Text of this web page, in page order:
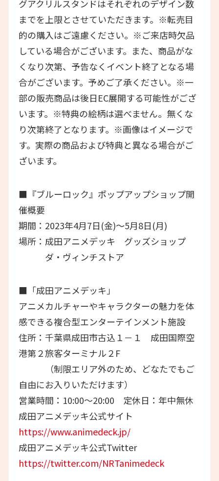
グアクリルスタンドはそれぞれのデザイン数
までを上限とさせていただきます。※転売目
的の購入はご遠慮ください。※ご来店時欠品
している場合がございます。また、商品がな
くなり次第、予告なくイベント終了となる場
合がございます。予めご了承ください。※一
部の販売商品は後日EC展開する可能性がござ
います。※特典の絵柄は選べません。無くな
り次第終了となります。※画像はイメージで
す。実際の商品および特典と異なる場合がご
ざいます。
■『ブルーロック』ポップアップショップ開
催概要
期間：2023年4月7日(金)～5月8日(月)
場所：成田アニメデッキ グッズショップ
ダ・ヴィンチストア
■「成田アニメデッキ」
アニメカルチャーやキャラクターの魅力を体
感できる複合型エンターテインメント施設
住所：千葉県成田市古込１－１ 成田国際空
港第２旅客ターミナル２F
（制限エリア外のため、どなたでもご
自由にお入りいただけます）
営業時間：10:00～20:00 定休日：年中無休
成田アニメデッキ公式サイト
https://www.animedeck.jp/
成田アニメデッキ公式Twitter
https://twitter.com/NRTanimedeck